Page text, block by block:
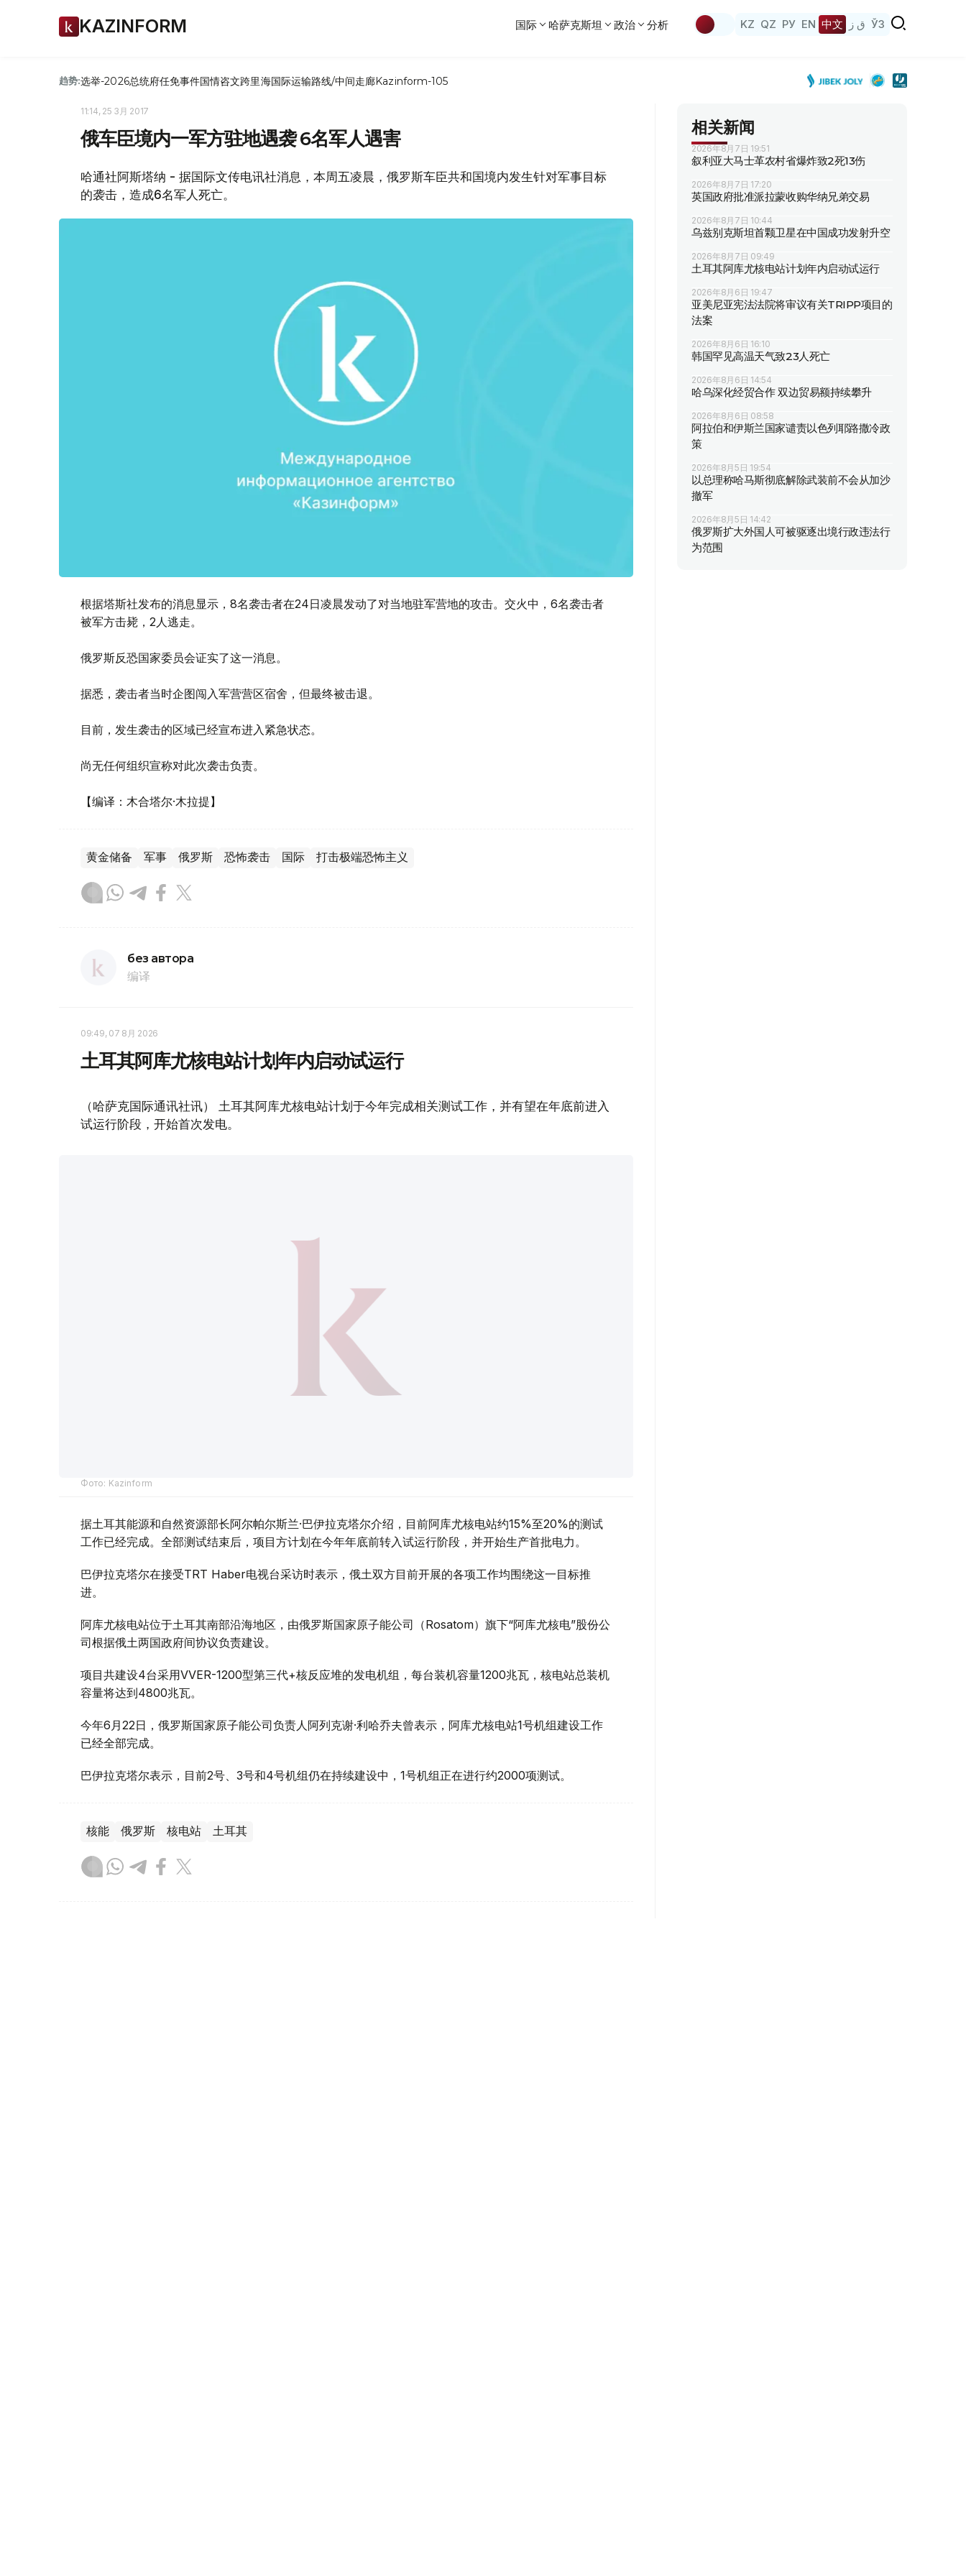
KAZINFORM 国际 哈萨克斯坦 政治 分析 KZ QZ РУ EN 中文 ق ز ЎЗ
趋势:选举-2026总统府任免事件国情咨文跨里海国际运输路线/中间走廊Kazinform-105
11:14, 25 3月 2017
俄车臣境内一军方驻地遇袭 6名军人遇害
哈通社阿斯塔纳 - 据国际文传电讯社消息，本周五凌晨，俄罗斯车臣共和国境内发生针对军事目标
的袭击，造成6名军人死亡。
根据塔斯社发布的消息显示，8名袭击者在24日凌晨发动了对当地驻军营地的攻击。交火中，6名袭击者
被军方击毙，2人逃走。
俄罗斯反恐国家委员会证实了这一消息。
据悉，袭击者当时企图闯入军营营区宿舍，但最终被击退。
目前，发生袭击的区域已经宣布进入紧急状态。
尚无任何组织宣称对此次袭击负责。
【编译：木合塔尔·木拉提】
黄金储备 军事 俄罗斯 恐怖袭击 国际 打击极端恐怖主义
без автора
编译
09:49, 07 8月 2026
土耳其阿库尤核电站计划年内启动试运行
（哈萨克国际通讯社讯） 土耳其阿库尤核电站计划于今年完成相关测试工作，并有望在年底前进入
试运行阶段，开始首次发电。
Фото: Kazinform
据土耳其能源和自然资源部长阿尔帕尔斯兰·巴伊拉克塔尔介绍，目前阿库尤核电站约15%至20%的测试
工作已经完成。全部测试结束后，项目方计划在今年年底前转入试运行阶段，并开始生产首批电力。
巴伊拉克塔尔在接受TRT Haber电视台采访时表示，俄土双方目前开展的各项工作均围绕这一目标推
进。
阿库尤核电站位于土耳其南部沿海地区，由俄罗斯国家原子能公司（Rosatom）旗下“阿库尤核电”股份公
司根据俄土两国政府间协议负责建设。
项目共建设4台采用VVER-1200型第三代+核反应堆的发电机组，每台装机容量1200兆瓦，核电站总装机
容量将达到4800兆瓦。
今年6月22日，俄罗斯国家原子能公司负责人阿列克谢·利哈乔夫曾表示，阿库尤核电站1号机组建设工作
已经全部完成。
巴伊拉克塔尔表示，目前2号、3号和4号机组仍在持续建设中，1号机组正在进行约2000项测试。
核能 俄罗斯 核电站 土耳其
相关新闻
2026年8月7日 19:51
叙利亚大马士革农村省爆炸致2死13伤
2026年8月7日 17:20
英国政府批准派拉蒙收购华纳兄弟交易
2026年8月7日 10:44
乌兹别克斯坦首颗卫星在中国成功发射升空
2026年8月7日 09:49
土耳其阿库尤核电站计划年内启动试运行
2026年8月6日 19:47
亚美尼亚宪法法院将审议有关TRIPP项目的
法案
2026年8月6日 16:10
韩国罕见高温天气致23人死亡
2026年8月6日 14:54
哈乌深化经贸合作 双边贸易额持续攀升
2026年8月6日 08:58
阿拉伯和伊斯兰国家谴责以色列耶路撒冷政
策
2026年8月5日 19:54
以总理称哈马斯彻底解除武装前不会从加沙
撤军
2026年8月5日 14:42
俄罗斯扩大外国人可被驱逐出境行政违法行
为范围